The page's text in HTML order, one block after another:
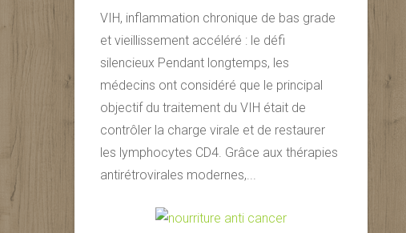
VIH, inflammation chronique de bas grade
et vieillissement accéléré : le défi
silencieux Pendant longtemps, les
médecins ont considéré que le principal
objectif du traitement du VIH était de
contrôler la charge virale et de restaurer
les lymphocytes CD4. Grâce aux thérapies
antirétrovirales modernes,...